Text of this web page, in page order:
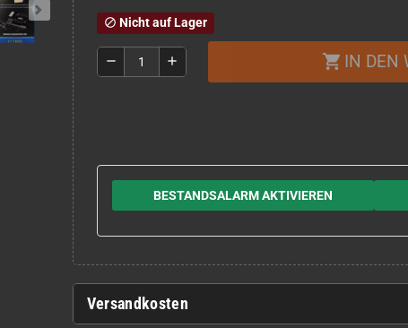
block Nicht auf Lager
remove add shopping_cart IN DEN
BESTANDSALARM AKTIVIEREN
Versandkosten